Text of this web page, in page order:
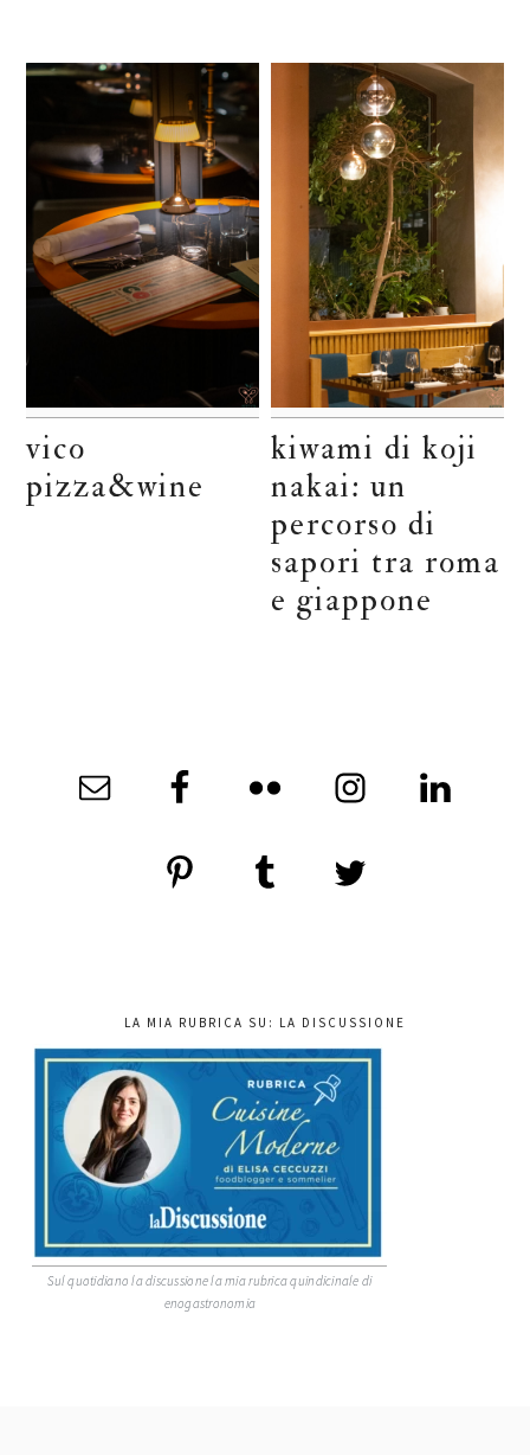
vico
pizza&wine
kiwami di koji
nakai: un
percorso di
sapori tra roma
e giappone
LA MIA RUBRICA SU: LA DISCUSSIONE
Sul quotidiano la discussione la mia rubrica quindicinale di
enogastronomia